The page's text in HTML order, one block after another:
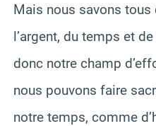
Mais nous savons tous
l’argent, du temps et
donc notre champ
nous pouvons faire
notre temps, comme